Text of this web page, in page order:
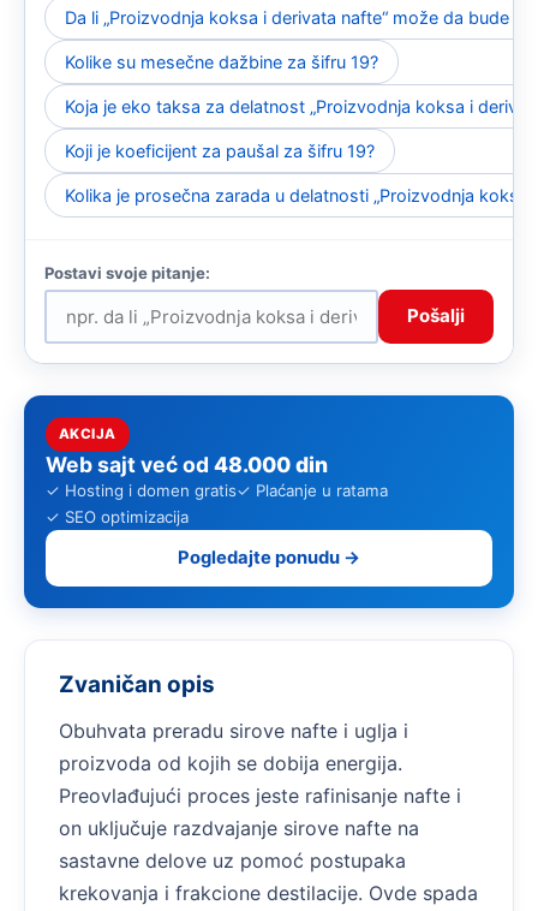
Da li „Proizvodnja koksa i derivata nafte“ može da bude
Kolike su mesečne dažbine za šifru 19?
Koja je eko taksa za delatnost „Proizvodnja koksa i
Koji je koeficijent za paušal za šifru 19?
Kolika je prosečna zarada u delatnosti „Proizvodnja koksa
Pošalji
AKCIJA
Web sajt već od 48.000 din
✓ Hosting i domen gratis✓ Plaćanje u ratama
✓ SEO optimizacija
Pogledajte ponudu →
Zvaničan opis
Obuhvata preradu sirove nafte i uglja i
proizvoda od kojih se dobija energija.
Preovlađujući proces jeste rafinisanje nafte i
on uključuje razdvajanje sirove nafte na
sastavne delove uz pomoć postupaka
krekovanja i frakcione destilacije. Ovde spada